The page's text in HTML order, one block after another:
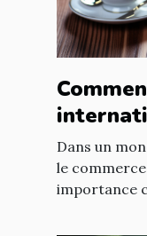
accords
Dans un
le
importance